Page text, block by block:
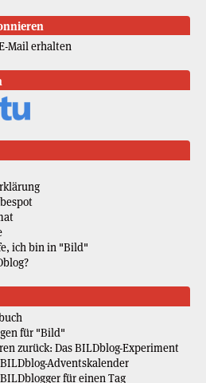
Mail erhalten
ich bin in "Bild"
für "Bild"
zurück: Das BILDblog-Experiment
Adventskalender
für einen Tag